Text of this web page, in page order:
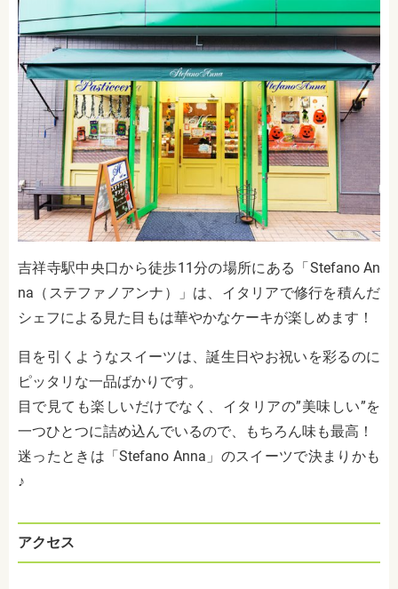
吉祥寺駅中央口から徒歩11分の場所にある「Stefano An
na（ステファノアンナ）」は、イタリアで修行を積んだ
シェフによる見た目もは華やかなケーキが楽しめます！
目を引くようなスイーツは、誕生日やお祝いを彩るのに
ピッタリな一品ばかりです。
目で見ても楽しいだけでなく、イタリアの”美味しい”を
一つひとつに詰め込んでいるので、もちろん味も最高！
迷ったときは「Stefano Anna」のスイーツで決まりかも
♪
アクセス